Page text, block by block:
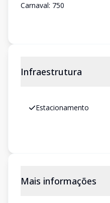
Carnaval: 750
Infraestrutura
Estacionamento
Mais informações